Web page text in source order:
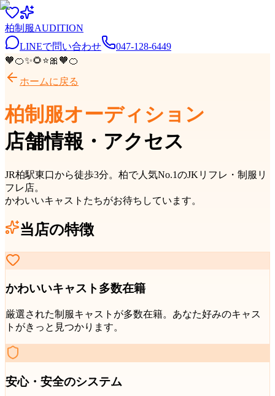
柏制服AUDITION
LINEで問い合わせ
047-128-6449
🧡🍊✨🌻⭐🎀 🧡🍊
ホームに戻る
柏制服オーディション
店舗情報・アクセス
JR柏駅東口から徒歩3分。 柏で人気No.1のJKリフレ・制服リ
フレ店。
かわいいキャストたちがお待ちしています。
当店の特徴
かわいいキャスト多数在籍
厳選された制服キャストが多数在籍。あなた好みのキャス
トがきっと見つかります。
安心・安全のシステム